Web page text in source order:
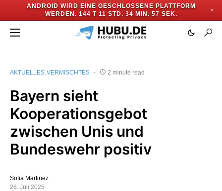
ANDROID WIRD EINE GESCHLOSSENE PLATTFORM
WERDEN. 144 T 11 STD. 34 MIN. 56 SEK.
✕
AKTUELLES VERMISCHTES 2 minute read
Bayern sieht
Kooperationsgebot
zwischen Unis und
Bundeswehr positiv
Sofia Martinez
26. Juli 2025